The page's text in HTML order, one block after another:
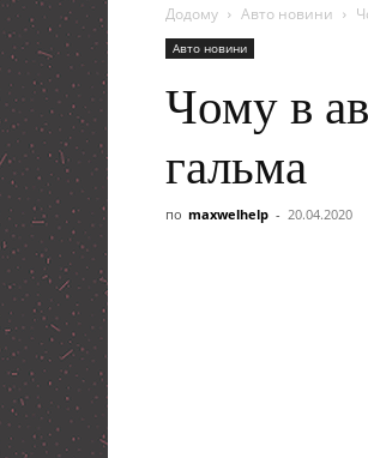
Додому Авто новини
Авто новини
Чому в
гальма
по maxwelhelp - 20.04.2020